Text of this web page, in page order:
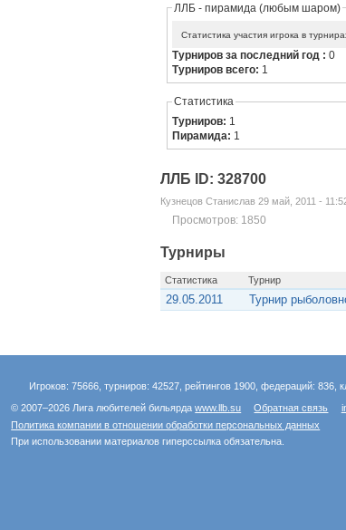
ЛЛБ - пирамида (любым шаром)
Статистика участия игрока в
Турниров за последний год :0
Турниров всего: 1
Статистика
Турниров: 1
Пирамида: 1
ЛЛБ ID: 328700
Кузнецов Станислав 29 май, 2011 -
Просмотров: 1850
Турниры
Статистика Турнир
29.05.2011 Турнир
Игроков: 75666, турниров: 42527, рейтингов 1900, федераций: 836,
© 2007–2026 Лига любителей бильярдаwww.llb.su Обратная связь
Политика компании в отношении обработки персональных данных
При использовании материалов гиперссылка обязательна.